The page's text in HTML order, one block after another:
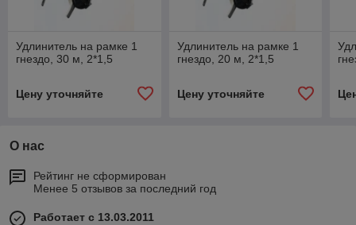
Удлинитель на рамке 1
гнездо, 30 м, 2*1,5
Цену уточняйте
Удлинитель на рамке 1
гнездо, 20 м, 2*1,5
Цену уточняйте
О нас
Рейтинг не сформирован
Менее 5 отзывов за последний год
Работает с 13.03.2011